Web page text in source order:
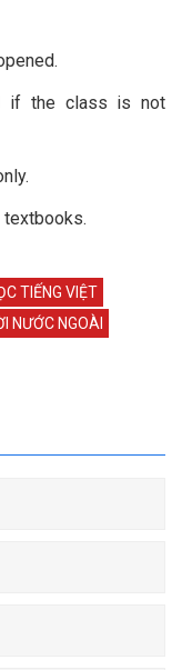
if the class is not
textbooks.
TIẾNG VIỆT
NƯỚC NGOÀI